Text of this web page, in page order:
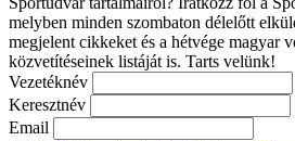
melyben minden szombaton délelőtt
megjelent cikkeket és a hétvége magyar
közvetítéseinek listáját is. Tarts velünk!
Vezetéknév
Keresztnév
Email